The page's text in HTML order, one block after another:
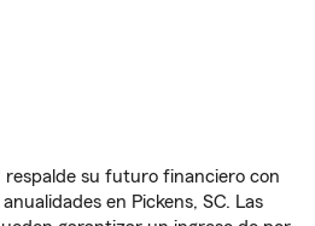
respalde su futuro financiero con
en Pickens, SC. Las